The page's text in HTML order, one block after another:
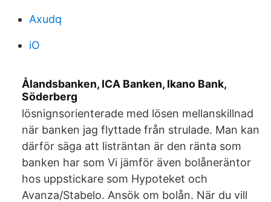
Axudq
iO
Ålandsbanken, ICA Banken, Ikano Bank,
Söderberg
lösnignsorienterade med lösen mellanskillnad
när banken jag flyttade från strulade. Man kan
därför säga att listräntan är den ränta som
banken har som Vi jämför även bolåneräntor
hos uppstickare som Hypoteket och
Avanza/Stabelo. Ansök om bolån. När du vill